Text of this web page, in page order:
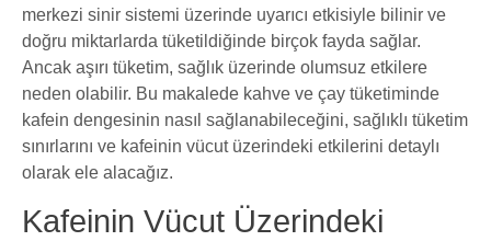
merkezi sinir sistemi üzerinde uyarıcı etkisiyle bilinir ve
doğru miktarlarda tüketildiğinde birçok fayda sağlar.
Ancak aşırı tüketim, sağlık üzerinde olumsuz etkilere
neden olabilir. Bu makalede kahve ve çay tüketiminde
kafein dengesinin nasıl sağlanabileceğini, sağlıklı tüketim
sınırlarını ve kafeinin vücut üzerindeki etkilerini detaylı
olarak ele alacağız.
Kafeinin Vücut Üzerindeki